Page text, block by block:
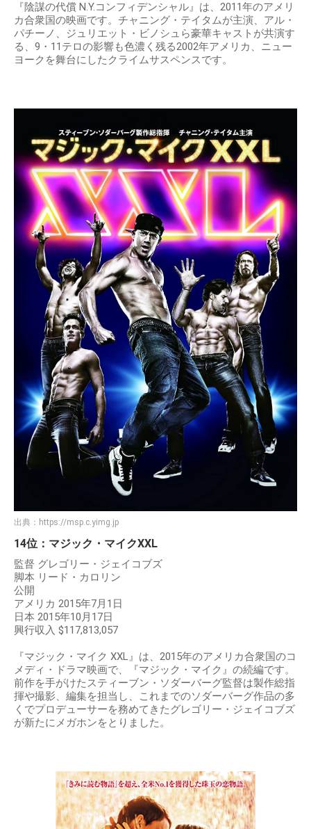
『陰謀の代償 N.Y.コンフィデンシャル』は、2011年のアメリ
カ合衆国の映画です。チャニング・テイタムが主演、アル・
パチーノ、ジュリエット・ビノシュら豪華キャストが共演す
る、9・11テロの影響も色濃く残る2002年アメリカ、ニュー
ヨークを舞台にしたクライムサスペンスです。
出典： https://msp.c.yimg.jp
14位：マジック・マイクXXL
監督 グレゴリー・ジェイコブズ
脚本 リード・カロリン
公開
アメリカ 2015年7月1日
日本 2015年10月17日
興行収入 $117,813,057
『マジック・マイク XXL』は、2015年のアメリカ合衆国のコ
メディ・ドラマ映画で、『マジック・マイク』の続編です。
前作を手がけたスティーブン・ソダーバーグ監督は製作総指
揮や撮影、編集を担当し、これまでのソダーバーグ作品の多
くでプロデューサーを務めてきたグレゴリー・ジェイコブズ
が新たにメガホンをとりました。